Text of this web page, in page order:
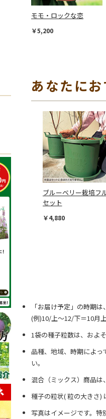
モモ・ロックな恋
￥5,200
あなたに
ブルーベリー栽培フ
セット
￥4,880
「お届け予定」の時期
(例)10/上～12/下＝10月
1袋の種子粒数は、およ
品種、地域、時期によ
い。
混合（ミックス）商品は
種子の粒状( 粒の大きさ)
写真はイメージです。特